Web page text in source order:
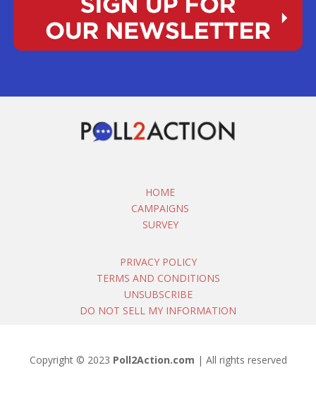
HOME
CAMPAIGNS
SURVEY
PRIVACY POLICY
TERMS AND CONDITIONS
UNSUBSCRIBE
DO NOT SELL MY INFORMATION
Copyright © 2023 Poll2Action.com | All rights reserved